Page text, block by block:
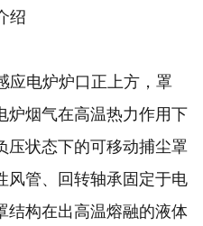
绍
电炉炉口正上方，罩
炉烟气在高温热力作用下
压状态下的可移动捕尘罩
风管、回转轴承固定于电
结构在出高温熔融的液体